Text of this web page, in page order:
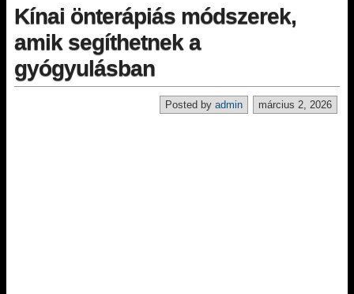
Kínai önterápiás módszerek,
amik segíthetnek a
gyógyulásban
március 2, 2026
Posted by admin